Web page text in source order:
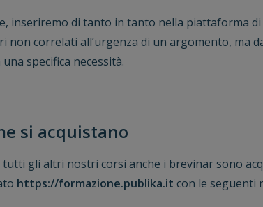
inseriremo di tanto in tanto nella piattaforma di
non correlati all’urgenza di un argomento, ma
specifica necessità.
si acquistano
tutti gli altri nostri corsi anche i brevinar sono
https://formazione.publika.it con le seguenti